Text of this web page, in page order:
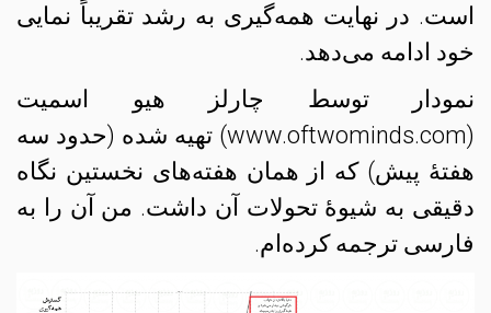
است. در نهایت همه‌گیری به رشد تقریباً نمایی
خود ادامه می‌دهد.
نمودار توسط چارلز هیو اسمیت
(www.oftwominds.com) تهیه شده (حدود سه
هفتهٔ پیش) که از همان هفته‌های نخستین نگاه
دقیقی به شیوهٔ تحولات آن داشت. من آن را به
فارسی ترجمه کرده‌ام.